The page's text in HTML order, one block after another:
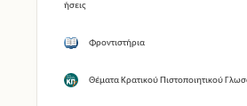
Φροντιστήρια
Θέματα Κρατικού Πιστοποιητικού